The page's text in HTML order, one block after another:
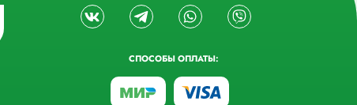
СПОСОБЫ ОПЛАТЫ: